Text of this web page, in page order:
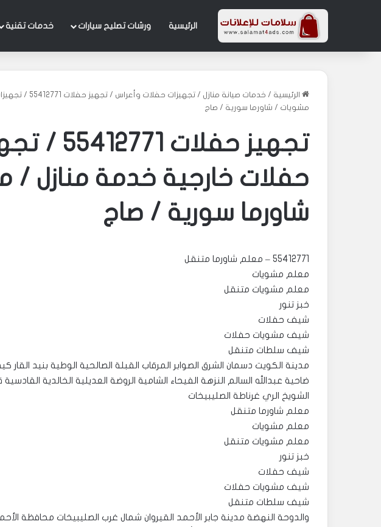
الرئيسية ورشات تصليح سيارات خدمات تقنية
الرئيسية / خدمات صيانة منازل / تجهيزات حفلات وأعراس /
تجهيز
مشويات / شاورما سورية / صاج
تجهيز
حفلات خارجية خدمة منازل /
شاورما سورية / صاج
55412771 – معلم شاورما متنقل
معلم مشويات
معلم مشويات متنقل
خبز تنور
شيف حفلات
شيف مشويات حفلات
شيف سلطات متنقل
مدينة الكويت دسمان الشرق الصوابر المرقاب القبلة الصالحية الوطية بنيد القار
ضاحية عبدالله السالم النزهة الفيحاء الشامية الروضة العديلية الخالدية
الشويخ الري غرناطة الصليبيخات
معلم شاورما متنقل
معلم مشويات
معلم مشويات متنقل
خبز تنور
شيف حفلات
شيف مشويات حفلات
شيف سلطات متنقل
والدوحة النهضة مدينة جابر الأحمد القيروان شمال غرب الصليبيخات محافظة